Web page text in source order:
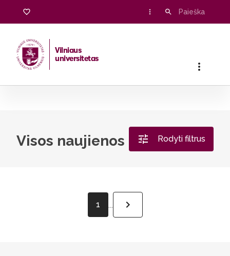
Vilniaus
universitetas
Visos naujienos Rodyti filtrus
1 ...